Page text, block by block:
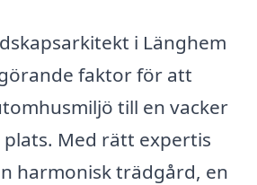
i Länghem
faktor för att
till en vacker
Med rätt expertis
harmonisk trädgård, en